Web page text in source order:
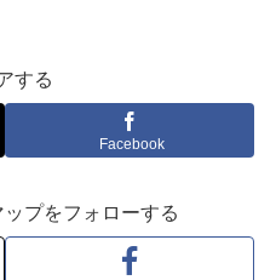
する
Facebook
プをフォローする